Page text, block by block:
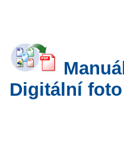
Digitální foto